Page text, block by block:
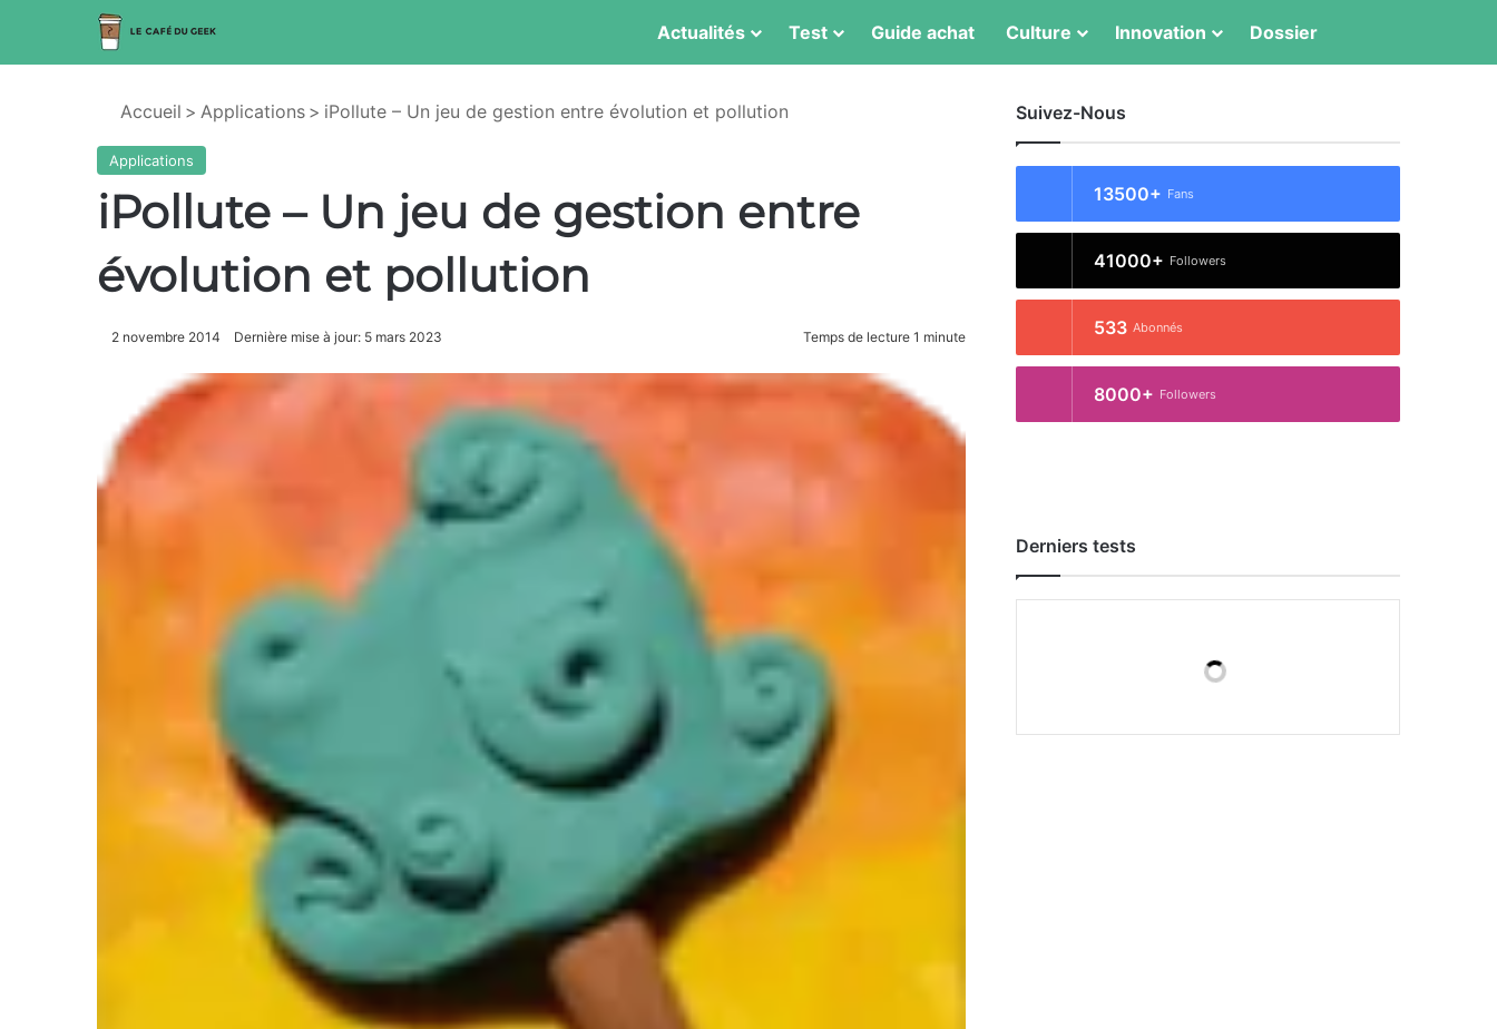
Actualités Test Guide achat Culture Innovation Dossier
Accueil > Applications > iPollute – Un jeu de gestion entre évolution et pollution
Applications
iPollute – Un jeu de gestion entre
évolution et pollution
2 novembre 2014 Dernière mise à jour: 5 mars 2023 Temps de lecture 1 minute
Suivez-Nous
13500+ Fans
41000+ Followers
533 Abonnés
8000+ Followers
Derniers tests